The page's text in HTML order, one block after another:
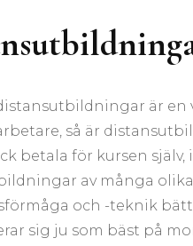
är
så är
betala för kursen
av många
och -teknik
sig ju som bäst på